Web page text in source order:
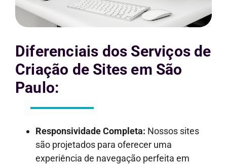
Diferenciais dos Serviços de
Criação de Sites em São
Paulo:
Responsividade Completa: Nossos sites
são projetados para oferecer uma
experiência de navegação perfeita em